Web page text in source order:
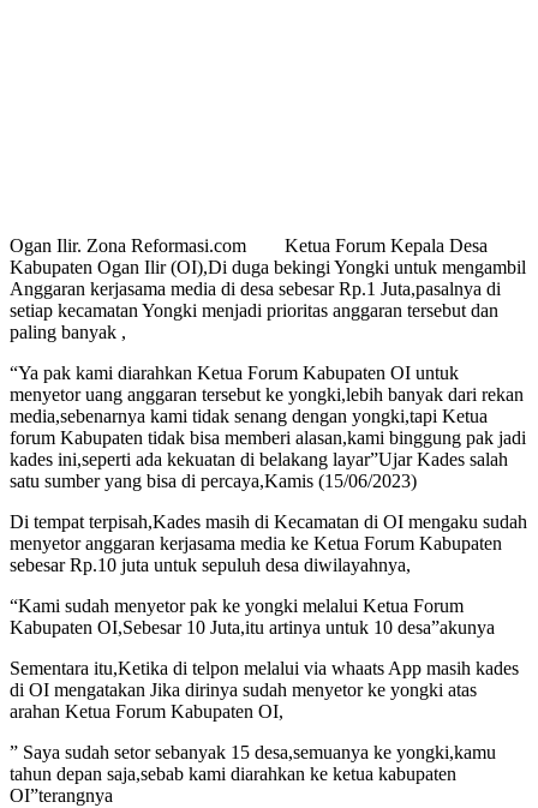
Ogan Ilir. Zona Reformasi.com Ketua Forum Kepala Desa
Kabupaten Ogan Ilir (OI),Di duga bekingi Yongki untuk mengambil
Anggaran kerjasama media di desa sebesar Rp.1 Juta,pasalnya di
setiap kecamatan Yongki menjadi prioritas anggaran tersebut dan
paling banyak ,
“Ya pak kami diarahkan Ketua Forum Kabupaten OI untuk
menyetor uang anggaran tersebut ke yongki,lebih banyak dari rekan
media,sebenarnya kami tidak senang dengan yongki,tapi Ketua
forum Kabupaten tidak bisa memberi alasan,kami binggung pak jadi
kades ini,seperti ada kekuatan di belakang layar”Ujar Kades salah
satu sumber yang bisa di percaya,Kamis (15/06/2023)
Di tempat terpisah,Kades masih di Kecamatan di OI mengaku sudah
menyetor anggaran kerjasama media ke Ketua Forum Kabupaten
sebesar Rp.10 juta untuk sepuluh desa diwilayahnya,
“Kami sudah menyetor pak ke yongki melalui Ketua Forum
Kabupaten OI,Sebesar 10 Juta,itu artinya untuk 10 desa”akunya
Sementara itu,Ketika di telpon melalui via whaats App masih kades
di OI mengatakan Jika dirinya sudah menyetor ke yongki atas
arahan Ketua Forum Kabupaten OI,
” Saya sudah setor sebanyak 15 desa,semuanya ke yongki,kamu
tahun depan saja,sebab kami diarahkan ke ketua kabupaten
OI”terangnya